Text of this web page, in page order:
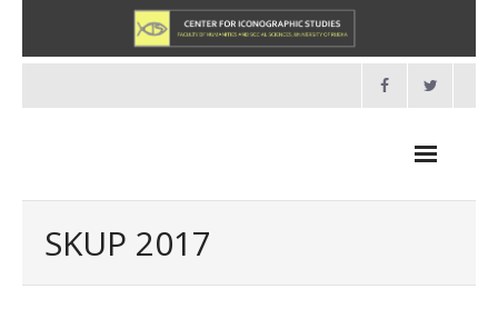
content
SKUP 2017